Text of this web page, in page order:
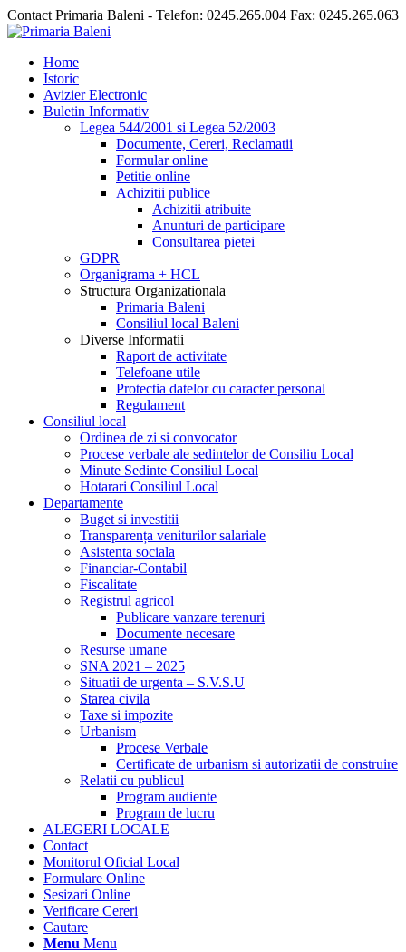
Contact Primaria Baleni - Telefon: 0245.265.004 Fax: 0245.265.063
Home
Istoric
Avizier Electronic
Buletin Informativ
Legea 544/2001 si Legea 52/2003
Documente, Cereri, Reclamatii
Formular online
Petitie online
Achizitii publice
Achizitii atribuite
Anunturi de participare
Consultarea pietei
GDPR
Organigrama + HCL
Structura Organizationala
Primaria Baleni
Consiliul local Baleni
Diverse Informatii
Raport de activitate
Telefoane utile
Protectia datelor cu caracter personal
Regulament
Consiliul local
Ordinea de zi si convocator
Procese verbale ale sedintelor de Consiliu Local
Minute Sedinte Consiliul Local
Hotarari Consiliul Local
Departamente
Buget si investitii
Transparența veniturilor salariale
Asistenta sociala
Financiar-Contabil
Fiscalitate
Registrul agricol
Publicare vanzare terenuri
Documente necesare
Resurse umane
SNA 2021 – 2025
Situatii de urgenta – S.V.S.U
Starea civila
Taxe si impozite
Urbanism
Procese Verbale
Certificate de urbanism si autorizatii de construire
Relatii cu publicul
Program audiente
Program de lucru
ALEGERI LOCALE
Contact
Monitorul Oficial Local
Formulare Online
Sesizari Online
Verificare Cereri
Cautare
Menu Menu